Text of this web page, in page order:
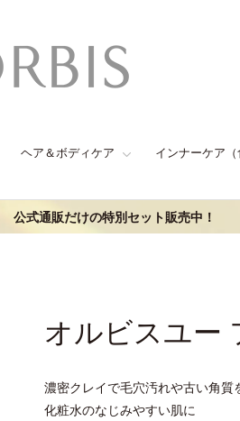
ヘア＆ボディケア インナーケア（
公式通販だけの特別セット販売中！
オルビスユー
濃密クレイで毛穴汚れや古い角質
化粧水のなじみやすい肌に